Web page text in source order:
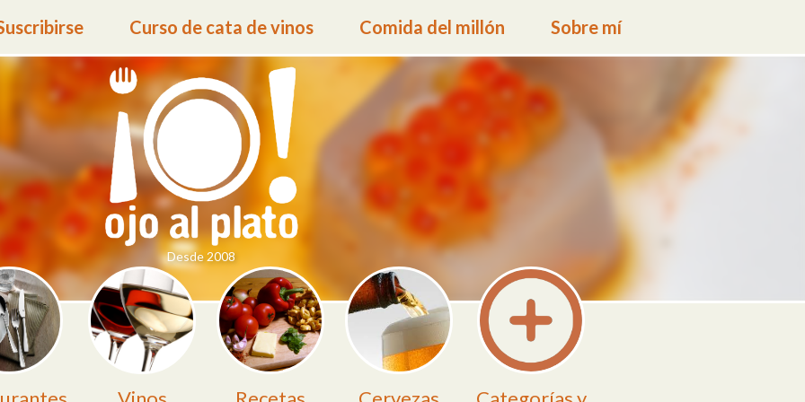
Curso de cata de vinos Comida del millón Sobre mí
Desde 2008